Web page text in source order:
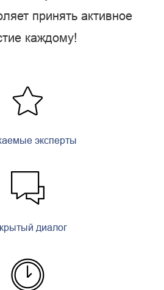
принять активное
каждому!
эксперты
диалог